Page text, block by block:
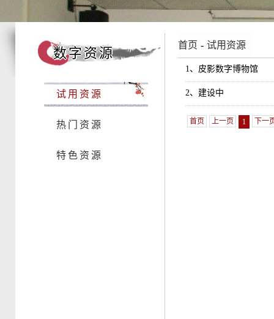
数字资源
试用资源
热门资源
特色资源
首页 - 试用资源
1、皮影数字博物馆
2、建设中
首页 上一页 1 下一